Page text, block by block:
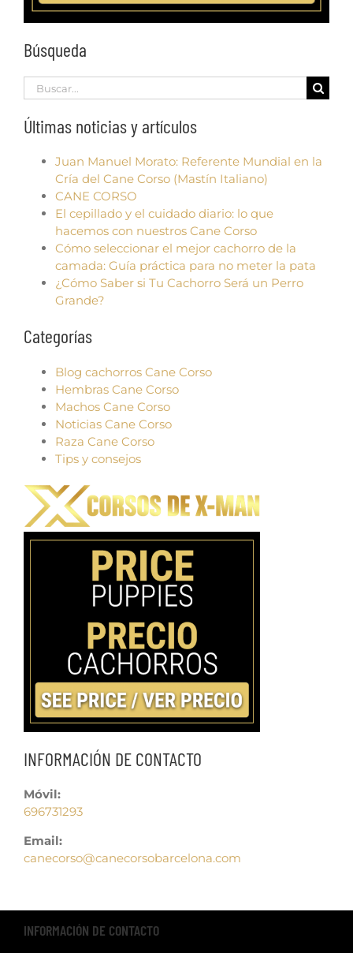
Búsqueda
Search
for:
Últimas noticias y artículos
Juan Manuel Morato: Referente Mundial en la
Cría del Cane Corso (Mastín Italiano)
CANE CORSO
El cepillado y el cuidado diario: lo que
hacemos con nuestros Cane Corso
Cómo seleccionar el mejor cachorro de la
camada: Guía práctica para no meter la pata
¿Cómo Saber si Tu Cachorro Será un Perro
Grande?
Categorías
Blog cachorros Cane Corso
Hembras Cane Corso
Machos Cane Corso
Noticias Cane Corso
Raza Cane Corso
Tips y consejos
INFORMACIÓN DE CONTACTO
Móvil:
696731293
Email:
canecorso@canecorsobarcelona.com
INFORMACIÓN DE CONTACTO